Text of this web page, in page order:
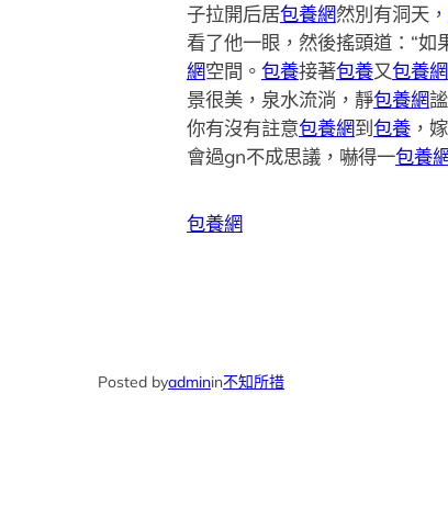
子拉開后居包養網然別有洞天，
看了他一眼，然後搖頭道：“如
網空間。 包養接著包養又包養網
景很美，泉水流淌，靜包養網
你有沒有註意包養網到包養，
會過gn不成思議，嚇得一包養
包養網
Posted byadminin不知所措